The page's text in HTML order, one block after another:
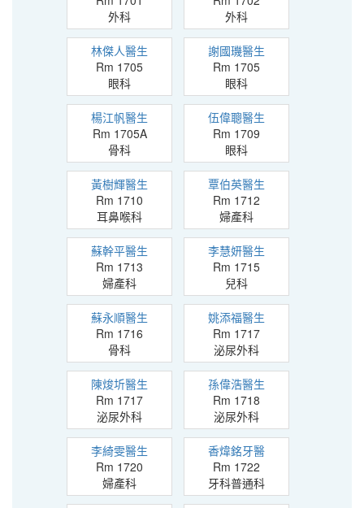
外科
外科
林傑人醫生
Rm 1705
眼科
謝國璣醫生
Rm 1705
眼科
楊江帆醫生
Rm 1705A
骨科
伍偉聰醫生
Rm 1709
眼科
黃樹輝醫生
Rm 1710
耳鼻喉科
覃伯英醫生
Rm 1712
婦產科
蘇幹平醫生
Rm 1713
婦產科
李慧妍醫生
Rm 1715
兒科
蘇永順醫生
Rm 1716
骨科
姚添福醫生
Rm 1717
泌尿外科
陳焌圻醫生
Rm 1717
泌尿外科
孫偉浩醫生
Rm 1718
泌尿外科
李綺雯醫生
Rm 1720
婦產科
香煒銘牙醫
Rm 1722
牙科普通科